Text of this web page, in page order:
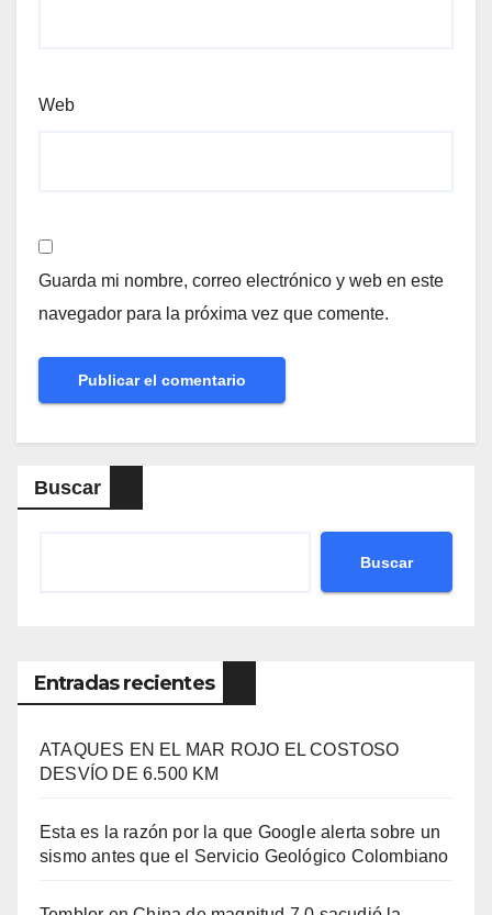
Web
Guarda mi nombre, correo electrónico y web en este
navegador para la próxima vez que comente.
Buscar
Buscar
Entradas recientes
ATAQUES EN EL MAR ROJO EL COSTOSO
DESVÍO DE 6.500 KM
Esta es la razón por la que Google alerta sobre un
sismo antes que el Servicio Geológico Colombiano